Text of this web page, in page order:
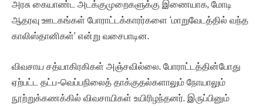
அரசு கையாண்ட அடக்குமுறைகளுக்கு இணையாக, மோடி
ஆதரவு ஊடகங்கள் போராட்டக்காரர்களை ‘மாறுவேடத்தில் வந்த
காலிஸ்தானிகள்’ என்று வசைபாடின.
விவசாய சத்யாகிரகிகள் அஞ்சவில்லை. போராட்டத்தின்போது
ஏற்பட்ட தட்ப-வெப்பநிலைத் தாக்குதல்களாலும் நோயாலும்
நூற்றுக்கணக்கில் விவசாயிகள் உயிரிழந்தனர். இருப்பினும்